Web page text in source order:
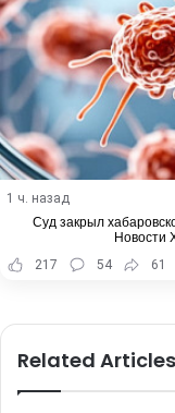
1 ч. назад
Суд закрыл
Новости
217
54 61
Related Articles